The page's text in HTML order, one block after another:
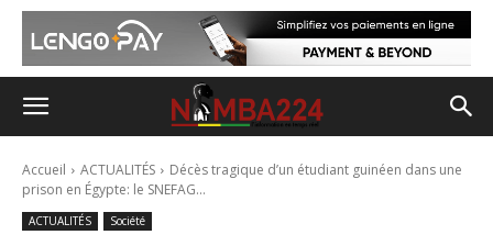
Accueil ACTUALITÉS
Décès tragique d’un étudiant guinéen dans une
prison en Égypte: le SNEFAG...
ACTUALITÉS Société